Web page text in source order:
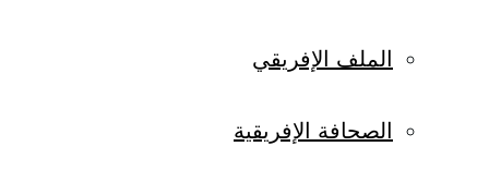
الملف الإفريقي
الصحافة الإفريقية